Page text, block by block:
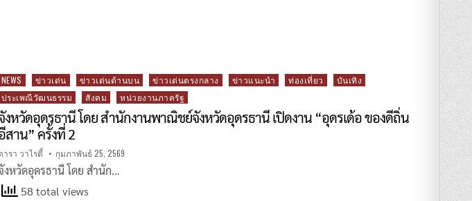
NEWS ข่าวเด่น ข่าวเด่นด้านบน ข่าวเด่นตรงกลาง ข่าวแนะนำ ท่องเที่ยว
บันเทิง
ประเพณีวัฒนธรรม
สังคม หน่วยงานภาครัฐ
งหวัดอุดรธานี โดย สำนักงานพาณิชย์จังหวัดอุดรธานี เปิดงาน “อุดรเด้อ ของดีถิ่น
สาน” ครั้งที่ 2
ารา วาไรตี้ กุมภาพันธ์ 25, 2569
งหวัดอุดรธานี โดย สำนัก…
58 total views